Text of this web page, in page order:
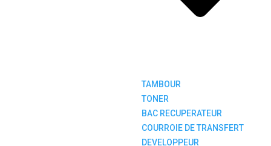
TAMBOUR
TONER
BAC RECUPERATEUR
COURROIE DE TRANSFERT
DEVELOPPEUR